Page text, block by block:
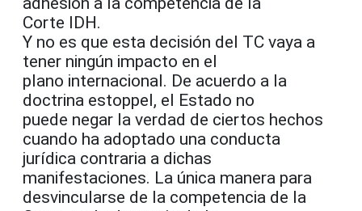
Corte IDH.
Y no es que esta decisión del TC vaya a
tener ningún impacto en el
plano internacional. De acuerdo a la
doctrina estoppel, el Estado no
puede negar la verdad de ciertos hechos
cuando ha adoptado una conducta
jurídica contraria a dichas
manifestaciones. La única manera para
desvincularse de la competencia de la